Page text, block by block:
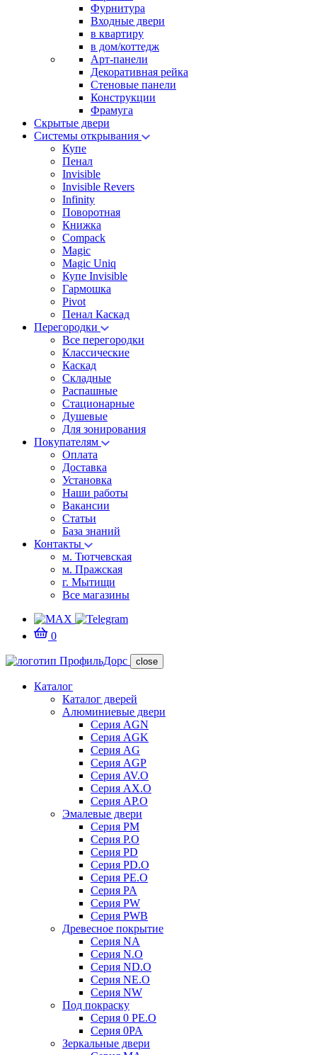
Фурнитура
Входные двери
в квартиру
в дом/коттедж
Арт-панели
Декоративная рейка
Стеновые панели
Конструкции
Фрамуга
Скрытые двери
Системы открывания
Купе
Пенал
Invisible
Invisible Revers
Infinity
Поворотная
Книжка
Compack
Magic
Magic Uniq
Купе Invisible
Гармошка
Pivot
Пенал Каскад
Перегородки
Все перегородки
Классические
Каскад
Складные
Распашные
Стационарные
Душевые
Для зонирования
Покупателям
Оплата
Доставка
Установка
Наши работы
Вакансии
Статьи
База знаний
Контакты
м. Тютчевская
м. Пражская
г. Мытищи
Все магазины
0
close
Каталог
Каталог дверей
Алюминиевые двери
Серия AGN
Серия AGK
Серия AG
Серия AGP
Серия AV.O
Серия AX.O
Серия AP.O
Эмалевые двери
Серия PM
Серия P.O
Серия PD
Серия PD.O
Серия PE.O
Серия PA
Серия PW
Серия PWB
Древесное покрытие
Серия NA
Серия N.O
Серия ND.O
Серия NE.O
Серия NW
Под покраску
Серия 0 PE.O
Серия 0PA
Зеркальные двери